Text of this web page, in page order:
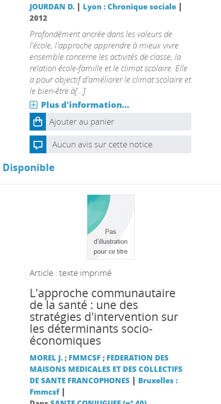
JOURDAN D. | Lyon : Chronique sociale|
2012
Profondément ancrée dans les valeurs de
l'école, l'approche apprendre à mieux vivre
ensemble concerne les activités de classe, la
relation école-famille et le climat scolaire. Elle
a pour objectif d'améliorer le climat scolaire et
le bien-être à[...]
Plus d'information...
Ajouter au panier
Aucun avis sur cette notice.
Disponible
Article : texte imprimé
L'approche communautaire
de la santé : une des
stratégies d'intervention sur
les déterminants socio-
économiques
MOREL J.; FMMCSF; FEDERATION DES
MAISONS MEDICALES ET DES COLLECTIFS
DE SANTE FRANCOPHONES | Bruxelles :
Fmmcsf|